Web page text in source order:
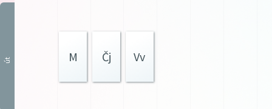
út M Čj Vv